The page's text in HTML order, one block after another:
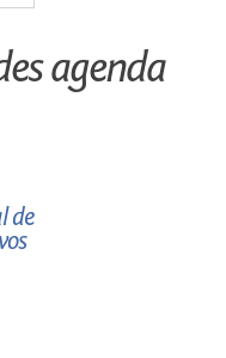
agenda
de